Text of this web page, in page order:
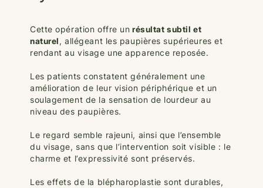
Cette opération offre un résultat subtil et
naturel, allégeant les paupières supérieures et
rendant au visage une apparence reposée.
Les patients constatent généralement une
amélioration de leur vision périphérique et un
soulagement de la sensation de lourdeur au
niveau des paupières.
Le regard semble rajeuni, ainsi que l’ensemble
du visage, sans que l’intervention soit visible : le
charme et l’expressivité sont préservés.
Les effets de la blépharoplastie sont durables,